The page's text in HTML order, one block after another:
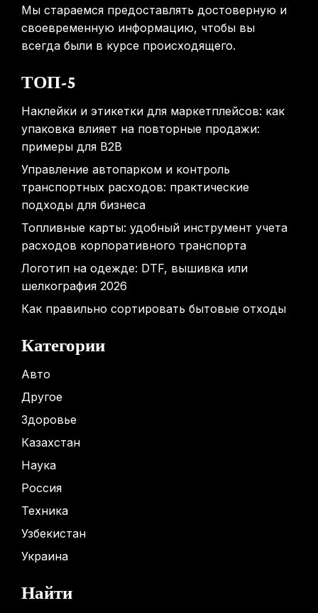
Мы стараемся предоставлять достоверную и
своевременную информацию, чтобы вы
всегда были в курсе происходящего.
ТОП-5
Наклейки и этикетки для маркетплейсов: как
упаковка влияет на повторные продажи:
примеры для B2B
Управление автопарком и контроль
транспортных расходов: практические
подходы для бизнеса
Топливные карты: удобный инструмент учета
расходов корпоративного транспорта
Логотип на одежде: DTF, вышивка или
шелкография 2026
Как правильно сортировать бытовые отходы
Категории
Авто
Другое
Здоровье
Казахстан
Наука
Россия
Техника
Узбекистан
Украина
Найти